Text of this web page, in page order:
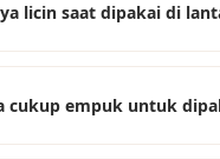
licin saat dipakai di
cukup empuk untuk